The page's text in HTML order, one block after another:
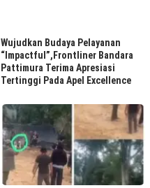
Wujudkan Budaya Pelayanan
“Impactful”,Frontliner Bandara
Pattimura Terima Apresiasi
Tertinggi Pada Apel Excellence